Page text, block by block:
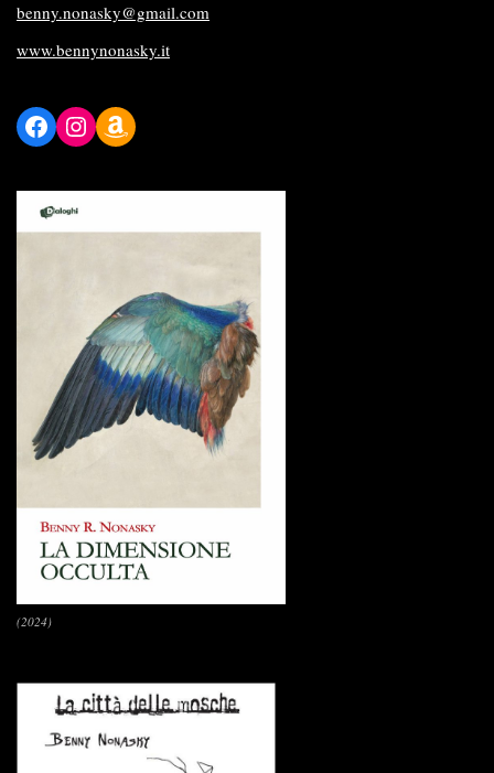
benny.nonasky@gmail.com
www.bennynonasky.it
(2024)